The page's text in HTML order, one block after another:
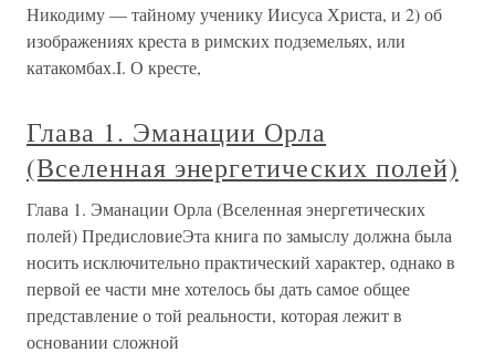
Никодиму — тайному ученику Иисуса Христа, и 2) об
изображениях креста в римских подземельях, или
катакомбах.I. О кресте,
Глава 1. Эманации Орла
(Вселенная энергетических полей)
Глава 1. Эманации Орла (Вселенная энергетических
полей) ПредисловиеЭта книга по замыслу должна была
носить исключительно практический характер, однако в
первой ее части мне хотелось бы дать самое общее
представление о той реальности, которая лежит в
основании сложной